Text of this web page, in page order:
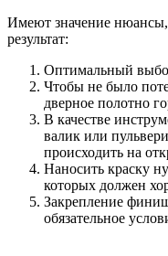
Имеют значение
результат:
Оптимальный
Чтобы не было
дверное полотно
В качестве
валик или
происходить на
Наносить краску
которых должен
Закрепление
обязательное